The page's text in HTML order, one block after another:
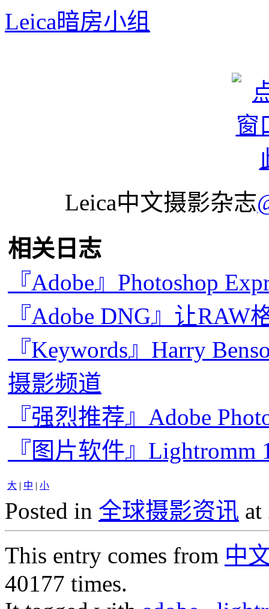
Leica暗房小组
Leica中文摄影杂志
相关日志
『Adobe』Photoshop
『Adobe DNG』让RAW
『Keywords』Harry
摄影频道
『强烈推荐』Adobe
『图片软件』Lightromm
大 | 中 | 小
Posted in 全球摄影资讯 at
This entry comes from 中
40177 times.